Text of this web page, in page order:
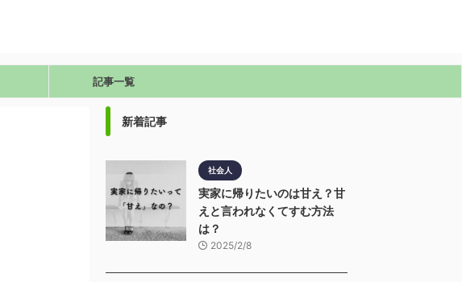
記事一覧
新着記事
社会人
実家に帰りたいのは甘え？甘
えと言われなくてすむ方法
は？
2025/2/8